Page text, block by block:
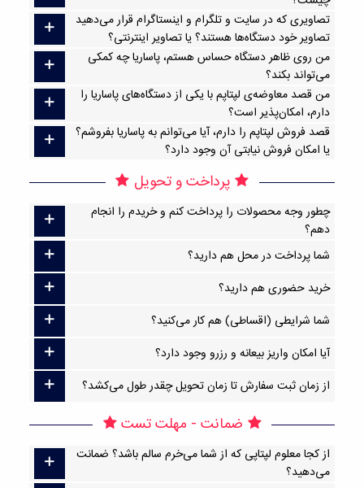
تصاویری که در سایت و تلگرام و اینستاگرام قرار می‌دهید
تصاویر خود دستگاه‌ها هستند؟ یا تصاویر اینترنتی؟
من روی ظاهر دستگاه حساس هستم، پاساریا چه کمکی
می‌تواند بکند؟
من قصد معاوضه‌ی لپتاپم با یکی از دستگاه‌های پاساریا را
دارم، امکان‌پذیر است؟
قصد فروش لپتاپم را دارم، آیا می‌توانم به پاساریا بفروشم؟
یا امکان فروش نیابتی آن وجود دارد؟
پرداخت و تحویل
چطور وجه محصولات را پرداخت کنم و خریدم را انجام
دهم؟
شما پرداخت در محل هم دارید؟
خرید حضوری هم دارید؟
شما شرایطی (اقساطی) هم کار می‌کنید؟
آیا امکان واریز بیعانه و رزرو وجود دارد؟
از زمان ثبت سفارش تا زمان تحویل چقدر طول می‌کشد؟
ضمانت - مهلت تست
از کجا معلوم لپتاپی که از شما می‌خرم سالم باشد؟ ضمانت
می‌دهید؟